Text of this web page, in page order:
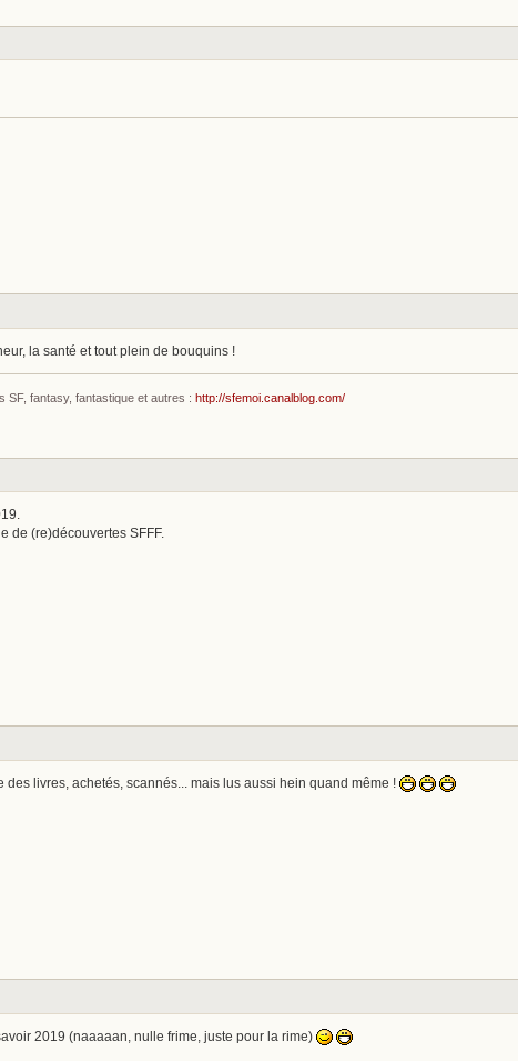
la santé et tout plein de bouquins !
SF, fantasy, fantastique et autres : http://sfemoi.canalblog.com/
de (re)découvertes SFFF.
des livres, achetés, scannés... mais lus aussi hein quand même !
2019 (naaaaan, nulle frime, juste pour la rime)